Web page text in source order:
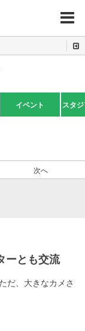
MENU
イベント スタ
次へ
ーとも交流
だ、大きなカメさ